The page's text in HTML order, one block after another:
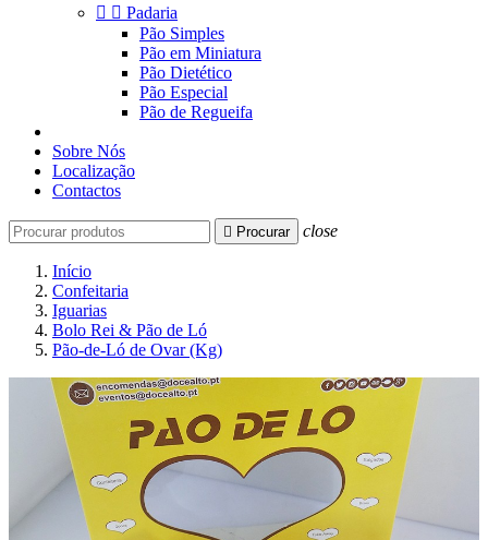
  Padaria
Pão Simples
Pão em Miniatura
Pão Dietético
Pão Especial
Pão de Regueifa
Sobre Nós
Localização
Contactos
 Procurar close
Início
Confeitaria
Iguarias
Bolo Rei & Pão de Ló
Pão-de-Ló de Ovar (Kg)